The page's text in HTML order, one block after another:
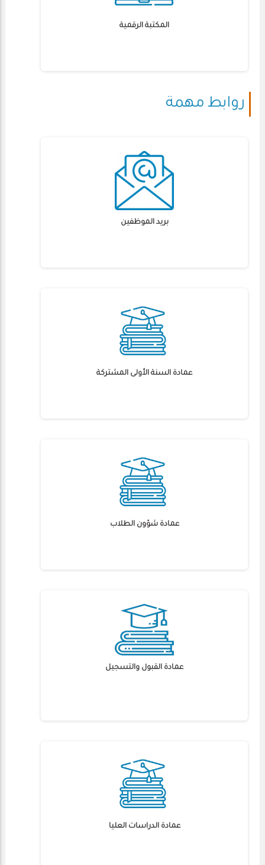
المكتبة الرقمية
روابط مهمة
بريد الموظفين
عمادة السنة الأولى المشتركة
عمادة شؤون الطلاب
عمادة القبول والتسجيل
عمادة الدراسات العليا